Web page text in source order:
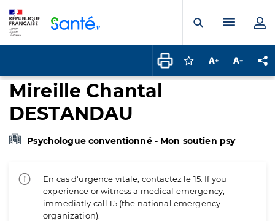
Ouvrir laMenu
Connectez-vous
Augmenter la
Mireille Chantal
DESTANDAU
Psychologue conventionné - Mon soutien psy
En cas d'urgence vitale, contactez le 15. If you
experience or witness a medical emergency,
immediatly call 15 (the national emergency
organization).